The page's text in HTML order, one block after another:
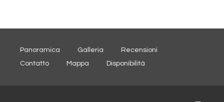
Panoramica Galleria
Recensioni
Contatto
Mappa Disponibilità